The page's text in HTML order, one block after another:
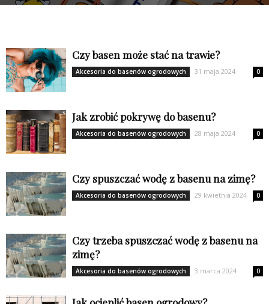
Czy basen może stać na trawie?
Akcesoria do basenów ogrodowych 31 maja 2024 0
Jak zrobić pokrywę do basenu?
Akcesoria do basenów ogrodowych 28 maja 2024 0
Czy spuszczać wodę z basenu na zimę?
Akcesoria do basenów ogrodowych 29 kwietnia 2024 0
Czy trzeba spuszczać wodę z basenu na
zimę?
Akcesoria do basenów ogrodowych 3 marca 2024 0